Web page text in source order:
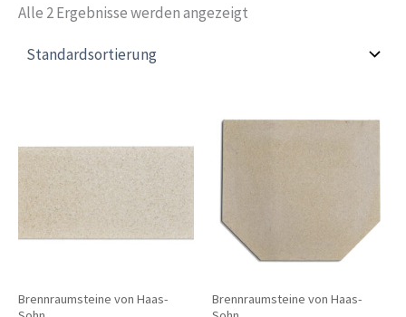
Alle 2 Ergebnisse werden angezeigt
Brennraumsteine von Haas-
Brennraumsteine von Haas-